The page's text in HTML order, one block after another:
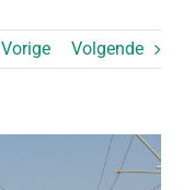
Vorige Volgende